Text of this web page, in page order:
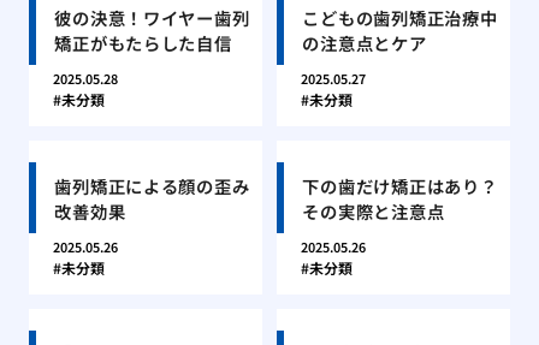
彼の決意！ワイヤー歯列
矯正がもたらした自信
2025.05.28
未分類
こどもの歯列矯正治療中
の注意点とケア
2025.05.27
未分類
歯列矯正による顔の歪み
改善効果
2025.05.26
未分類
下の歯だけ矯正はあり？
その実際と注意点
2025.05.26
未分類